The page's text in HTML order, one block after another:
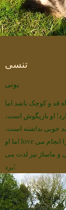
تنسی
پونی
قد و کوچک باشد اما
او بازیگوش است،
خوبی نداشته است،
اما او love زمان نوازش روزانه خود را انجام می
و ماساژ نیز لذت می
برد!